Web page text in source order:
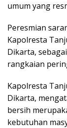
umum yang
Peresmian
Kapolresta
Dikarta,
rangkaian
Kapolresta
Dikarta,
bersih
kebutuhan